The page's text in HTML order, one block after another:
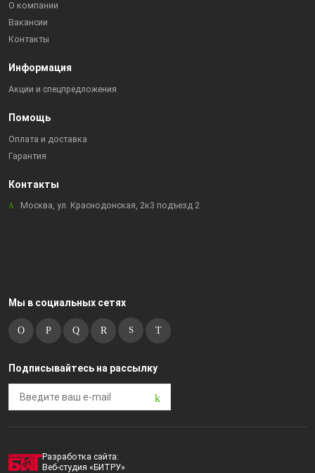
О компании
Вакансии
Контакты
Информация
Акции и спецпредложения
Помощь
Оплата и доставка
Гарантия
Контакты
Москва, ул. Краснодонская, 2к3 подъезд 2
Мы в социальных сетях
Подписывайтесь на рассылку
Разработка сайта:
Веб-студия «БИТРУ»